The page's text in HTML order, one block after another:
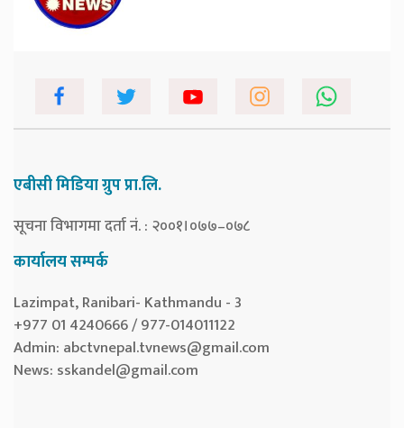
एबीसी मिडिया ग्रुप प्रा.लि.
सूचना विभागमा दर्ता नं. : २००१।०७७–०७८
कार्यालय सम्पर्क
Lazimpat, Ranibari- Kathmandu - 3
+977 01 4240666 / 977-014011122
Admin: abctvnepal.tvnews@gmail.com
News: sskandel@gmail.com